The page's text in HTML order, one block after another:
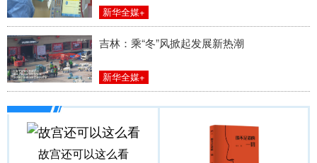
新华全媒+
吉林：乘“冬”风掀起发展新热潮
新华全媒+
故宫还可以这么看